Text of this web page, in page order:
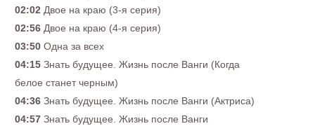
02:02 Двое на краю (3-я серия)
02:56 Двое на краю (4-я серия)
03:50 Одна за всех
04:15 Знать будущее. Жизнь после Ванги (Когда
белое станет черным)
04:36 Знать будущее. Жизнь после Ванги (Актриса)
04:57 Знать будущее. Жизнь после Ванги